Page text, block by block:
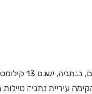
לכל אוהבי הטבע והים,
עיריית נתניה